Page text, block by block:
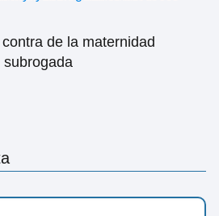
de la maternidad
subrogada